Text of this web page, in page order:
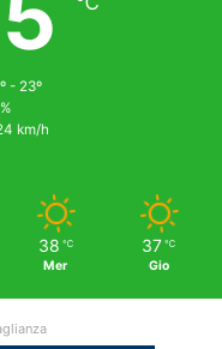
- 23º
km/h
38 ℃
Mer
37 ℃
Gio